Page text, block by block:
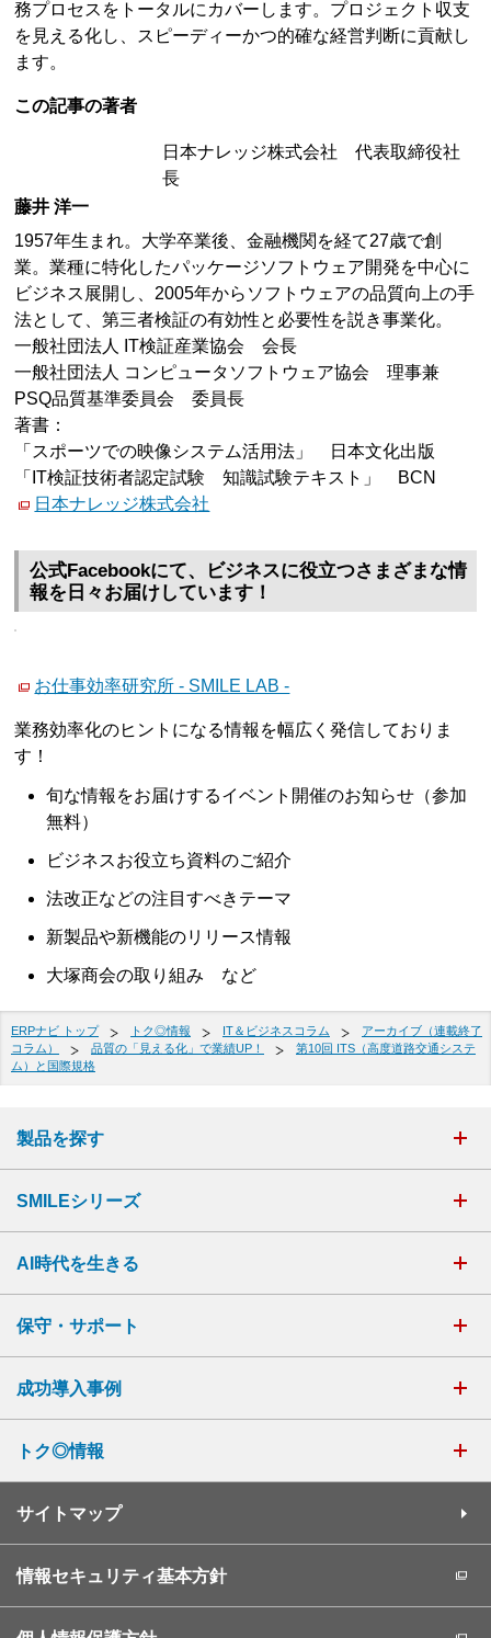
務プロセスをトータルにカバーします。プロジェクト収支
を見える化し、スピーディーかつ的確な経営判断に貢献し
ます。
この記事の著者
日本ナレッジ株式会社 代表取締役社
長
藤井 洋一
1957年生まれ。大学卒業後、金融機関を経て27歳で創
業。業種に特化したパッケージソフトウェア開発を中心に
ビジネス展開し、2005年からソフトウェアの品質向上の手
法として、第三者検証の有効性と必要性を説き事業化。
一般社団法人 IT検証産業協会 会長
一般社団法人 コンピュータソフトウェア協会 理事兼
PSQ品質基準委員会 委員長
著書：
「スポーツでの映像システム活用法」 日本文化出版
「IT検証技術者認定試験 知識試験テキスト」 BCN
日本ナレッジ株式会社
公式Facebookにて、ビジネスに役立つさまざまな情
報を日々お届けしています！
お仕事効率研究所 - SMILE LAB -
業務効率化のヒントになる情報を幅広く発信しておりま
す！
旬な情報をお届けするイベント開催のお知らせ（参加
無料）
ビジネスお役立ち資料のご紹介
法改正などの注目すべきテーマ
新製品や新機能のリリース情報
大塚商会の取り組み など
ERPナビ トップ トク◎情報 IT＆ビジネスコラム
アーカイブ（連載終了
コラム）
品質の「見える化」で業績UP！
第10回 ITS（高度道路交通システ
ム）と国際規格
製品を探す
SMILEシリーズ
AI時代を生きる
保守・サポート
成功導入事例
トク◎情報
サイトマップ
情報セキュリティ基本方針